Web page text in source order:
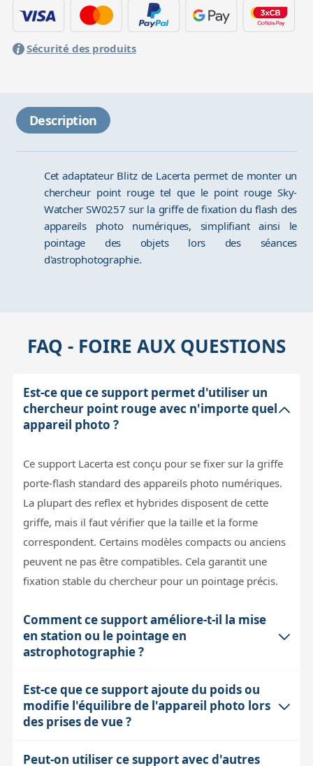
Sécurité des produits
Description
Cet adaptateur Blitz de Lacerta permet de monter un
chercheur point rouge tel que le point rouge Sky-
Watcher SW0257 sur la griffe de fixation du flash des
appareils photo numériques, simplifiant ainsi le
pointage des objets lors des séances
d'astrophotographie.
FAQ - FOIRE AUX QUESTIONS
Est-ce que ce support permet d'utiliser un
chercheur point rouge avec n'importe quel
appareil photo ?
Ce support Lacerta est conçu pour se fixer sur la griffe
porte-flash standard des appareils photo numériques.
La plupart des reflex et hybrides disposent de cette
griffe, mais il faut vérifier que la taille et la forme
correspondent. Certains modèles compacts ou anciens
peuvent ne pas être compatibles. Cela garantit une
fixation stable du chercheur pour un pointage précis.
Comment ce support améliore-t-il la mise
en station ou le pointage en
astrophotographie ?
En montant un chercheur point rouge directement sur
l'appareil photo, ce support permet de viser
rapidement un objet céleste sans avoir à déplacer le
Est-ce que ce support ajoute du poids ou
modifie l'équilibre de l'appareil photo lors
des prises de vue ?
Le support et le chercheur point rouge restent légers,
Peut-on utiliser ce support avec d'autres